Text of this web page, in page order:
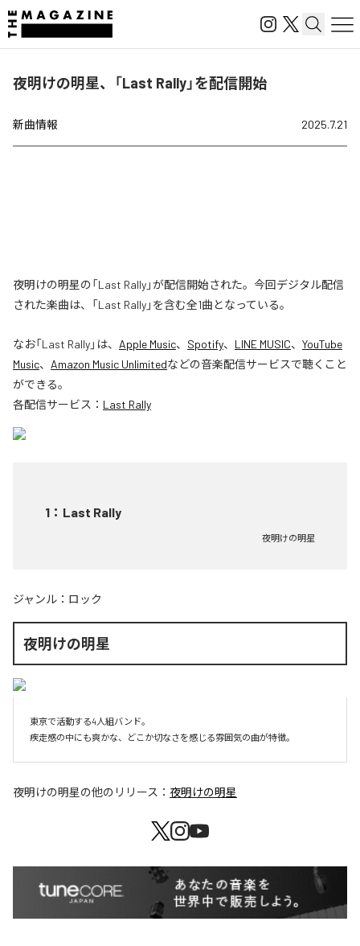
夜明けの明星、「Last Rally」を配信開始
新曲情報 2025.7.21
夜明けの明星の「Last Rally」が配信開始された。今回デジタル配信
された楽曲は、「Last Rally」を含む全1曲となっている。
なお「Last Rally」は、 Apple Music、 Spotify、 LINE MUSIC、 YouTube
Music、 Amazon Music Unlimitedなどの音楽配信サービスで聴くこと
ができる。
各配信サービス： Last Rally
1 ： Last Rally
夜明けの明星
ジャンル： ロック
夜明けの明星
東京で活動する4人組バンド。
夜明けの明星の他のリリース： 夜明けの明星